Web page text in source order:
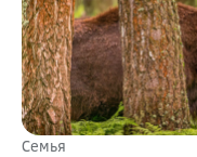
Семья